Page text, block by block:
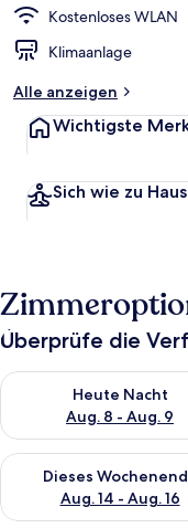
Kostenloses WLAN
Klimaanlage
Alle anzeigen
Wichtigste
Sich wie zu
Überprüfe die
Heute Nacht
Aug. 8 - Aug. 9
Überprüfe die
Dieses
Aug. 14 - Aug. 16
Überprüfe die